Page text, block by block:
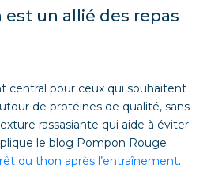
un allié des repas
central pour ceux qui souhaitent
de protéines de qualité, sans
rassasiante qui aide à éviter
le blog Pompon Rouge
du thon après l’entraînement.